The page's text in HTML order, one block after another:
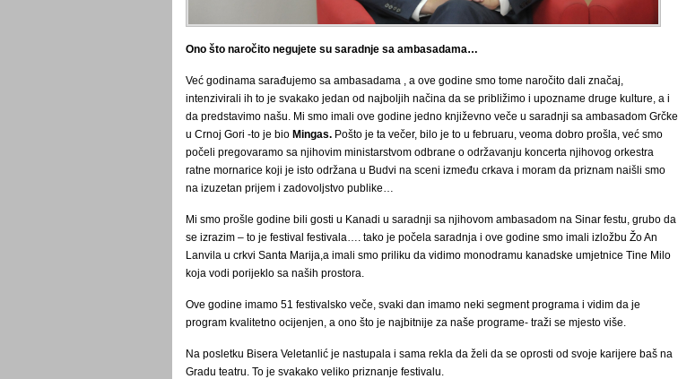
Ono što naročito negujete su saradnje sa ambasadama…
Već godinama sarađujemo sa ambasadama , a ove godine smo tome naročito dali značaj,
intenzivirali ih to je svakako jedan od najboljih načina da se približimo i upozname druge kulture, a i
da predstavimo našu. Mi smo imali ove godine jedno književno veče u saradnji sa ambasadom Grčke
u Crnoj Gori -to je bio Mingas. Pošto je ta večer, bilo je to u februaru, veoma dobro prošla, već smo
počeli pregovaramo sa njihovim ministarstvom odbrane o održavanju koncerta njihovog orkestra
ratne mornarice koji je isto održana u Budvi na sceni između crkava i moram da priznam naišli smo
na izuzetan prijem i zadovoljstvo publike…
Mi smo prošle godine bili gosti u Kanadi u saradnji sa njihovom ambasadom na Sinar festu, grubo da
se izrazim – to je festival festivala…. tako je počela saradnja i ove godine smo imali izložbu Žo An
Lanvila u crkvi Santa Marija,a imali smo priliku da vidimo monodramu kanadske umjetnice Tine Milo
koja vodi porijeklo sa naših prostora.
Ove godine imamo 51 festivalsko veče, svaki dan imamo neki segment programa i vidim da je
program kvalitetno ocijenjen, a ono što je najbitnije za naše programe- traži se mjesto više.
Na posletku Bisera Veletanlić je nastupala i sama rekla da želi da se oprosti od svoje karijere baš na
Gradu teatru. To je svakako veliko priznanje festivalu.